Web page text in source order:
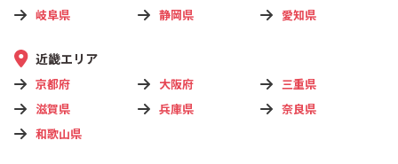
岐阜県
静岡県 愛知県
近畿エリア
京都府 大阪府
三重県
滋賀県
兵庫県
奈良県
和歌山県